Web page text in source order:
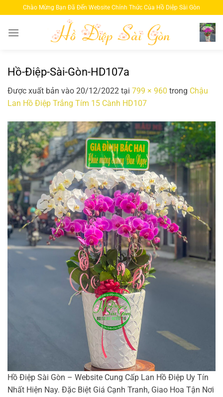
qua
nội
Chào Mừng Bạn Đã Đến Website Chính Thức Của Hồ Diệp Sài Gòn
Hồ-Điệp-Sài-Gòn-HD107a
Được xuất bản vào 20/12/2022 tại 799 × 960 trong Chậu
Lan Hồ Điệp Trắng Tím 15 Cành HD107
Hồ Điệp Sài Gòn – Website Cung Cấp Lan Hồ Điệp Uy Tín
Nhất Hiện Nay. Đặc Biệt Giá Cạnh Tranh, Giao Hoa Tận Nơi